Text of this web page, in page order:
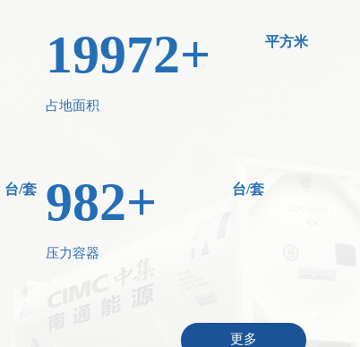
19972+ 平方米
占地面积
台/套 982+ 台/套
压力容器
更多